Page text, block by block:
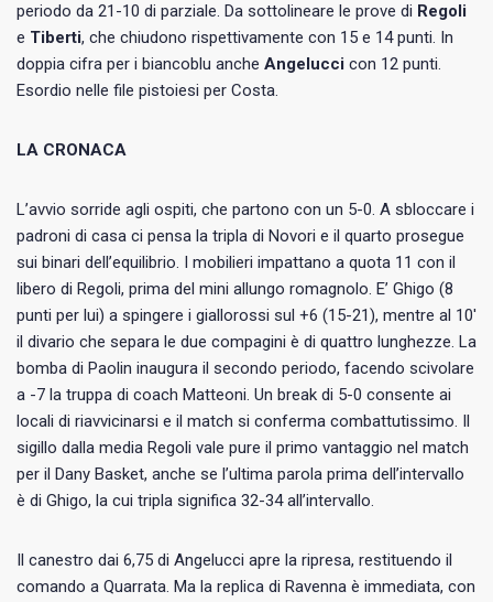
periodo da 21-10 di parziale. Da sottolineare le prove di Regoli
e Tiberti, che chiudono rispettivamente con 15 e 14 punti. In
doppia cifra per i biancoblu anche Angelucci con 12 punti.
Esordio nelle file pistoiesi per Costa.
LA CRONACA
L’avvio sorride agli ospiti, che partono con un 5-0. A sbloccare i
padroni di casa ci pensa la tripla di Novori e il quarto prosegue
sui binari dell’equilibrio. I mobilieri impattano a quota 11 con il
libero di Regoli, prima del mini allungo romagnolo. E’ Ghigo (8
punti per lui) a spingere i giallorossi sul +6 (15-21), mentre al 10′
il divario che separa le due compagini è di quattro lunghezze. La
bomba di Paolin inaugura il secondo periodo, facendo scivolare
a -7 la truppa di coach Matteoni. Un break di 5-0 consente ai
locali di riavvicinarsi e il match si conferma combattutissimo. Il
sigillo dalla media Regoli vale pure il primo vantaggio nel match
per il Dany Basket, anche se l’ultima parola prima dell’intervallo
è di Ghigo, la cui tripla significa 32-34 all’intervallo.
Il canestro dai 6,75 di Angelucci apre la ripresa, restituendo il
comando a Quarrata. Ma la replica di Ravenna è immediata, con